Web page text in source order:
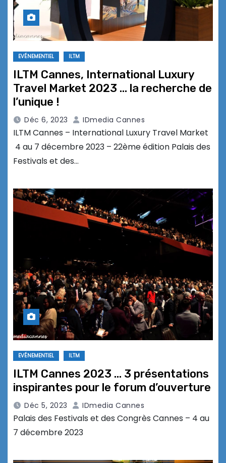
EVÉNEMENTIEL ILTM
ILTM Cannes, International Luxury
Travel Market 2023 … la recherche de
l’unique !
Déc 6, 2023 IDmedia Cannes
ILTM Cannes – International Luxury Travel Market
4 au 7 décembre 2023 – 22ème édition Palais des
Festivals et des…
EVÉNEMENTIEL ILTM
ILTM Cannes 2023 … 3 présentations
inspirantes pour le forum d’ouverture
Déc 5, 2023 IDmedia Cannes
Palais des Festivals et des Congrès Cannes – 4 au
7 décembre 2023